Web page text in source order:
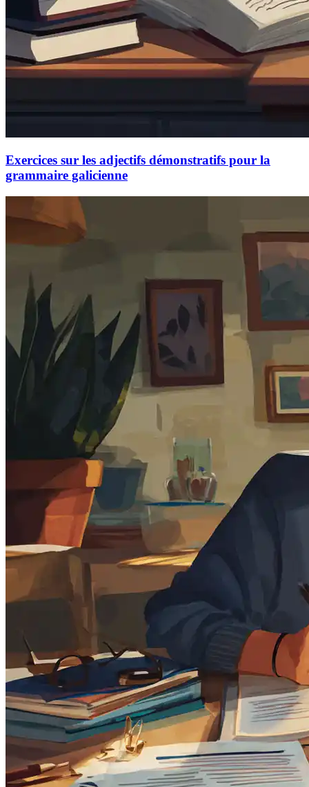
Exercices sur les adjectifs démonstratifs pour la
grammaire galicienne